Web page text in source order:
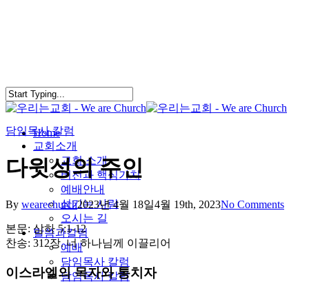
search
Menu Home
교회소개
교회 소개
비전과 핵심가치
예배안내
섬기는 사람
오시는 길
말씀과칼럼
예배
담임목사 칼럼
담임목사 칼럼
담임목사 칼럼
다윗성의 주인
By wearechurch2023년 4월 18일4월 19th, 2023No Comments
본문: 삼하 5:1-12
찬송: 312장. 너 하나님께 이끌리어
이스라엘의 목자와 통치자